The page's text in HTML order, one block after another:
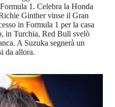
1. Celebra la Honda
Ginther vinse il Gran
in Formula 1 per la casa
in Turchia, Red Bull svelò
A Suzuka segnerà un
da allora.